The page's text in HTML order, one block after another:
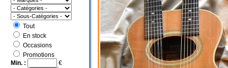
Tout
En stock
Occasions
Promotions
Min. :
€